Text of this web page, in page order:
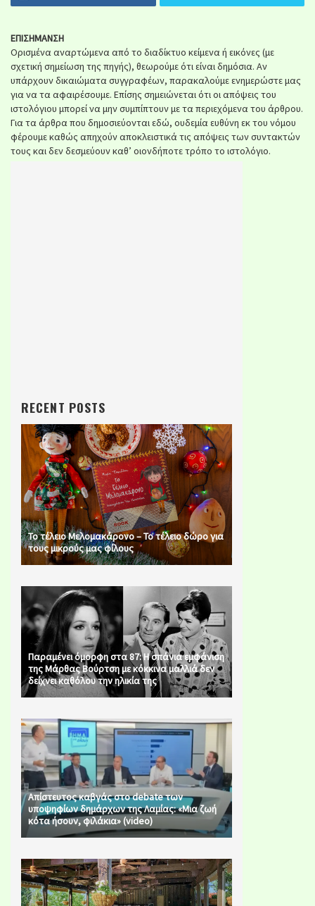
ΕΠΙΣΗΜΑΝΣΗ
Ορισμένα αναρτώμενα από το διαδίκτυο κείμενα ή εικόνες (με
σχετική σημείωση της πηγής), θεωρούμε ότι είναι δημόσια. Αν
υπάρχουν δικαιώματα συγγραφέων, παρακαλούμε ενημερώστε μας
για να τα αφαιρέσουμε. Επίσης σημειώνεται ότι οι απόψεις του
ιστολόγιου μπορεί να μην συμπίπτουν με τα περιεχόμενα του άρθρου.
Για τα άρθρα που δημοσιεύονται εδώ, ουδεμία ευθύνη εκ του νόμου
φέρουμε καθώς απηχούν αποκλειστικά τις απόψεις των συντακτών
τους και δεν δεσμεύουν καθ’ οιονδήποτε τρόπο το ιστολόγιο.
RECENT POSTS
Το τέλειο Μελομακάρονο – Το τέλειο δώρο για
τους μικρούς μας φίλους
Παραμένει όμορφη στα 87: Η σπάνια εμφάνιση
της Μάρθας Βούρτση με κόκκινα μαλλιά δεν
δείχνει καθόλου την ηλικία της
Απίστευτος καβγάς στο debate των
υποψηφίων δημάρχων της Λαμίας: «Μια ζωή
κότα ήσουν, φιλάκια» (video)